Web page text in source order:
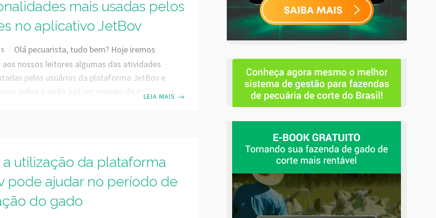
mais usadas pelos
no aplicativo JetBov
Olá pecuarista, tudo bem? Hoje iremos
aos nossos leitores algumas das atividades
pelos usuários da plataforma JetBov e
sobre o quão ágil um manejo de campo
que nos acompanham aqui nesse blog, já
um pouquinho sobre a
LEIA MAIS →
utilização da plataforma
pode ajudar no período de
do gado